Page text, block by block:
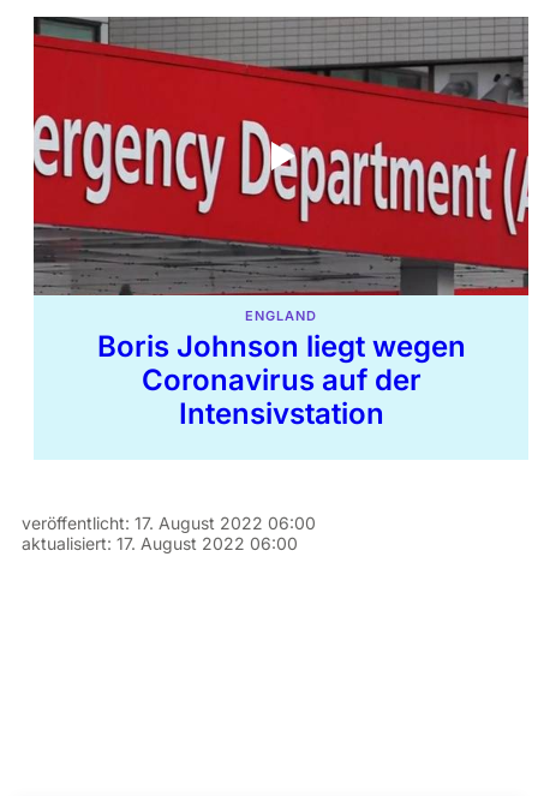
ENGLAND
Boris Johnson liegt wegen
Coronavirus auf der
Intensivstation
veröffentlicht: 17. August 2022 06:00
aktualisiert: 17. August 2022 06:00